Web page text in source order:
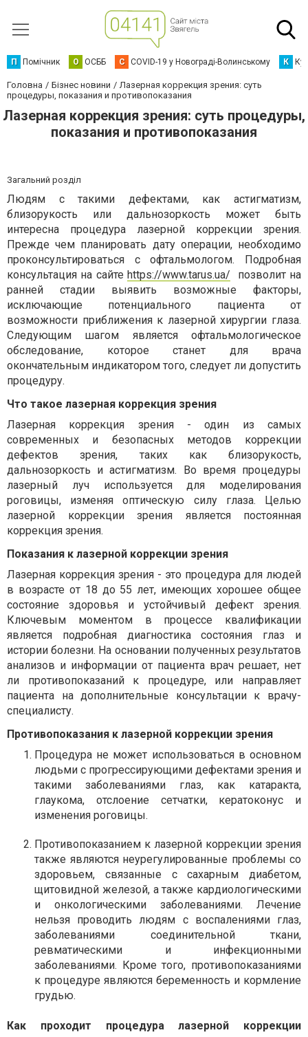
П Помічник О ОСББ C COVID-19 у Новограді-Волинському К
Головна Бізнес новини
Лазерная коррекция зрения: суть
процедуры, показания и противопоказания
Лазерная коррекция зрения: суть процедуры,
показания и противопоказания
Загальний розділ
Людям с такими дефектами, как астигматизм,
близорукость или дальнозоркость может быть
интересна процедура лазерной коррекции зрения.
Прежде чем планировать дату операции, необходимо
проконсультироваться с офтальмологом. Подробная
консультация на сайте https://www.tarus.ua/ позволит на
ранней стадии выявить возможные факторы,
исключающие потенциального пациента от
возможности приближения к лазерной хирургии глаза.
Следующим шагом является офтальмологическое
обследование, которое станет для врача
окончательным индикатором того, следует ли допустить
процедуру.
Что такое лазерная коррекция зрения
Лазерная коррекция зрения - один из самых
современных и безопасных методов коррекции
дефектов зрения, таких как близорукость,
дальнозоркость и астигматизм. Во время процедуры
лазерный луч используется для моделирования
роговицы, изменяя оптическую силу глаза. Целью
лазерной коррекции зрения является постоянная
коррекция зрения.
Показания к лазерной коррекции зрения
Лазерная коррекция зрения - это процедура для людей
в возрасте от 18 до 55 лет, имеющих хорошее общее
состояние здоровья и устойчивый дефект зрения.
Ключевым моментом в процессе квалификации
является подробная диагностика состояния глаз и
истории болезни. На основании полученных результатов
анализов и информации от пациента врач решает, нет
ли противопоказаний к процедуре, или направляет
пациента на дополнительные консультации к врачу-
специалисту.
Противопоказания к лазерной коррекции зрения
Процедура не может использоваться в основном
людьми с прогрессирующими дефектами зрения и
такими заболеваниями глаз, как катаракта,
глаукома, отслоение сетчатки, кератоконус и
изменения роговицы.
Противопоказанием к лазерной коррекции зрения
также являются неурегулированные проблемы со
здоровьем, связанные с сахарным диабетом,
щитовидной железой, а также кардиологическими
и онкологическими заболеваниями. Лечение
нельзя проводить людям с воспалениями глаз,
заболеваниями соединительной ткани,
ревматическими и инфекционными
заболеваниями. Кроме того, противопоказаниями
к процедуре являются беременность и кормление
грудью.
Как проходит процедура лазерной коррекции